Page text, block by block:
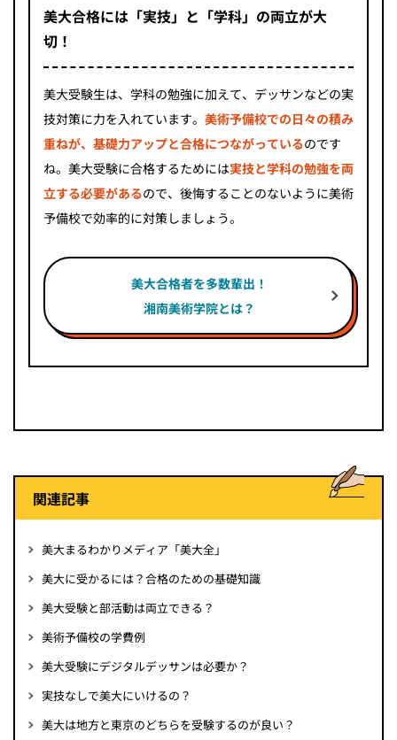
美大合格には「実技」と「学科」の両立が大
切！
美大受験生は、学科の勉強に加えて、デッサンなどの実
技対策に力を入れています。 美術予備校での日々の積み
重ねが、基礎力アップと合格につながっているのです
ね。美大受験に合格するためには実技と学科の勉強を両
立する必要があるので、後悔することのないように美術
予備校で効率的に対策しましょう。
美大合格者を多数輩出！
湘南美術学院とは？
関連記事
美大まるわかりメディア「美大全」
美大に受かるには？合格のための基礎知識
美大受験と部活動は両立できる？
美術予備校の学費例
美大受験にデジタルデッサンは必要か？
実技なしで美大にいけるの？
美大は地方と東京のどちらを受験するのが良い？